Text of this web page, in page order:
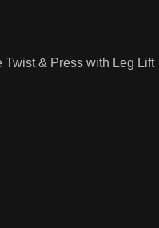
& Press with Leg Lift